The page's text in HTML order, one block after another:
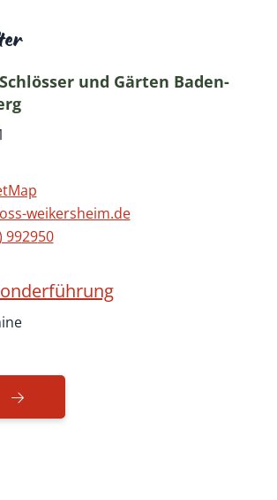
und Gärten Baden-
weikersheim.de
992950